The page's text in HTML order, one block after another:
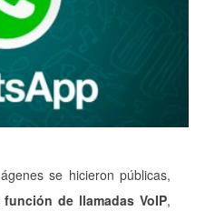
se hicieron públicas,
función de llamadas VoIP,